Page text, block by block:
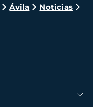
Ávila
Noticias